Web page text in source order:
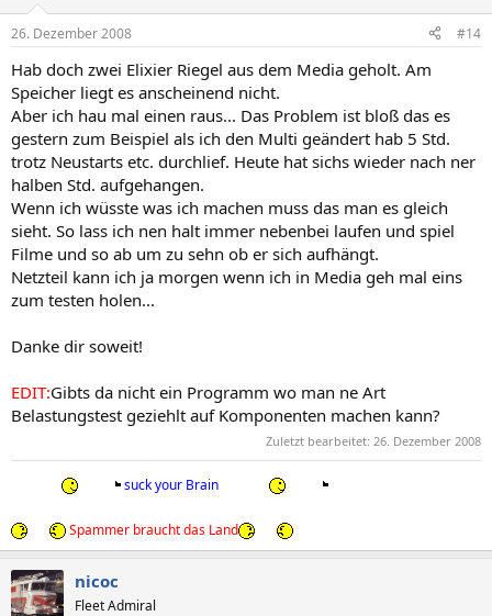
26. Dezember 2008 #14
Hab doch zwei Elixier Riegel aus dem Media geholt. Am
Speicher liegt es anscheinend nicht.
Aber ich hau mal einen raus... Das Problem ist bloß das es
gestern zum Beispiel als ich den Multi geändert hab 5 Std.
trotz Neustarts etc. durchlief. Heute hat sichs wieder nach ner
halben Std. aufgehangen.
Wenn ich wüsste was ich machen muss das man es gleich
sieht. So lass ich nen halt immer nebenbei laufen und spiel
Filme und so ab um zu sehn ob er sich aufhängt.
Netzteil kann ich ja morgen wenn ich in Media geh mal eins
zum testen holen...
Danke dir soweit!
EDIT:Gibts da nicht ein Programm wo man ne Art
Belastungstest geziehlt auf Komponenten machen kann?
Zuletzt bearbeitet: 26. Dezember 2008
suck your Brain
Spammer braucht das Land
nicoc
Fleet Admiral